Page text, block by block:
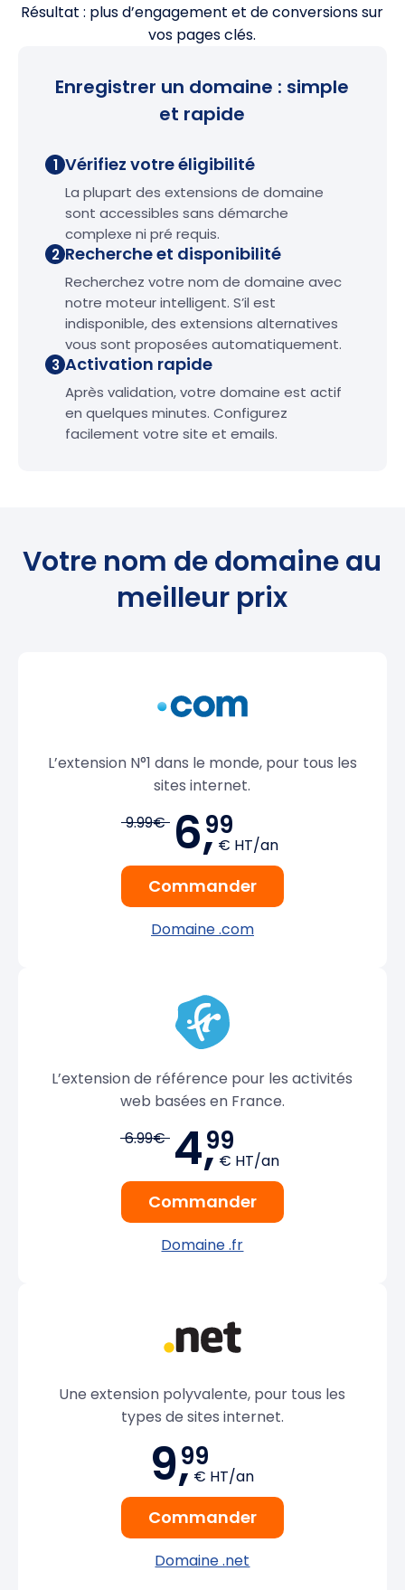
Résultat : plus d’engagement et de conversions sur
vos pages clés.
Enregistrer un domaine : simple
et rapide
1 Vérifiez votre éligibilité
La plupart des extensions de domaine
sont accessibles sans démarche
complexe ni pré requis.
2 Recherche et disponibilité
Recherchez votre nom de domaine avec
notre moteur intelligent. S’il est
indisponible, des extensions alternatives
vous sont proposées automatiquement.
3 Activation rapide
Après validation, votre domaine est actif
en quelques minutes. Configurez
facilement votre site et emails.
Votre nom de domaine au
meilleur prix
L’extension N°1 dans le monde, pour tous les
sites internet.
9.99€ 6,99
€ HT/an
Commander
Domaine .com
L’extension de référence pour les activités
web basées en France.
6.99€ 4,99
€ HT/an
Commander
Domaine .fr
Une extension polyvalente, pour tous les
types de sites internet.
9,99
€ HT/an
Commander
Domaine .net